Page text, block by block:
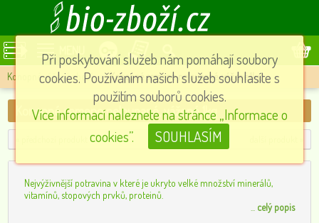
MENU
Konopné vážené zboží » Konopné semeno neloupané, vážené 1kg
Konopné semeno neloupané, vážené 1kg
Nejvýživnější potravina v které je ukryto velké množství minerálů,
vitamínů, stopových prvků, proteinů.
celý popis
Při poskytování služeb nám pomáhají soubory
cookies. Používáním našich služeb souhlasíte s
použitím souborů cookies.
Více informací naleznete na stránce „Informace o
cookies”.
SOUHLASÍM